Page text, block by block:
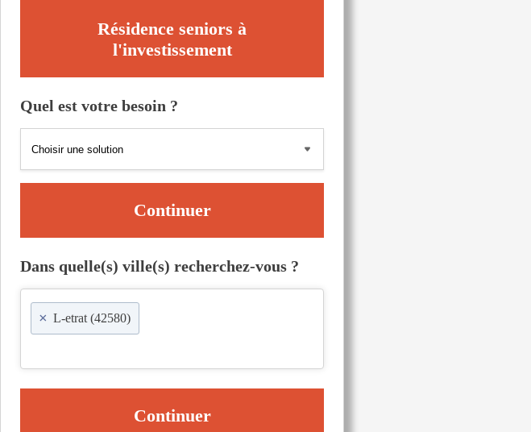
Résidence seniors à
l'investissement
Quel est votre besoin ?
Continuer
Dans quelle(s) ville(s) recherchez-vous ?
× L-etrat (42580)
Continuer